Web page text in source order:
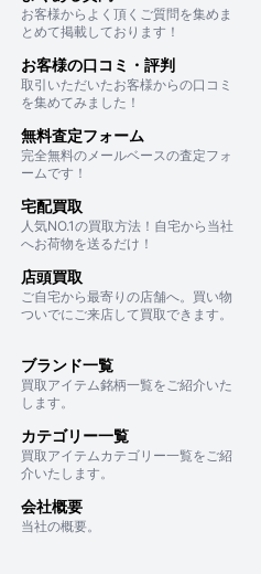
お客様からよく頂くご質問を集めま
とめて掲載しております！
お客様の口コミ・評判
取引いただいたお客様からの口コミ
を集めてみました！
無料査定フォーム
完全無料のメールベースの査定フォ
ームです！
宅配買取
人気NO.1の買取方法！自宅から当社
へお荷物を送るだけ！
店頭買取
ご自宅から最寄りの店舗へ。買い物
ついでにご来店して買取できます。
ブランド一覧
買取アイテム銘柄一覧をご紹介いた
します。
カテゴリー一覧
買取アイテムカテゴリー一覧をご紹
介いたします。
会社概要
当社の概要。